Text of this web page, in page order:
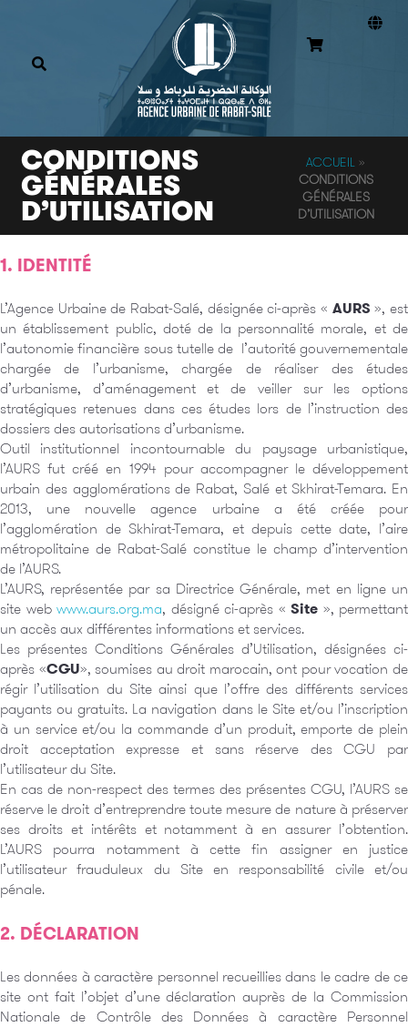
CONDITIONS
GÉNÉRALES
D’UTILISATION
ACCUEIL »
CONDITIONS
GÉNÉRALES
D’UTILISATION
1. IDENTITÉ
L’Agence Urbaine de Rabat-Salé, désignée ci-après « AURS », est
un établissement public, doté de la personnalité morale, et de
l’autonomie financière sous tutelle de l’autorité gouvernementale
chargée de l’urbanisme, chargée de réaliser des études
d’urbanisme, d’aménagement et de veiller sur les options
stratégiques retenues dans ces études lors de l’instruction des
dossiers des autorisations d’urbanisme.
Outil institutionnel incontournable du paysage urbanistique,
l’AURS fut créé en 1994 pour accompagner le développement
urbain des agglomérations de Rabat, Salé et Skhirat-Temara. En
2013, une nouvelle agence urbaine a été créée pour
l’agglomération de Skhirat-Temara, et depuis cette date, l’aire
métropolitaine de Rabat-Salé constitue le champ d’intervention
de l’AURS.
L’AURS, représentée par sa Directrice Générale, met en ligne un
site web www.aurs.org.ma, désigné ci-après « Site », permettant
un accès aux différentes informations et services.
Les présentes Conditions Générales d’Utilisation, désignées ci-
après «CGU», soumises au droit marocain, ont pour vocation de
régir l’utilisation du Site ainsi que l’offre des différents services
payants ou gratuits. La navigation dans le Site et/ou l’inscription
à un service et/ou la commande d’un produit, emporte de plein
droit acceptation expresse et sans réserve des CGU par
l’utilisateur du Site.
En cas de non-respect des termes des présentes CGU, l’AURS se
réserve le droit d’entreprendre toute mesure de nature à préserver
ses droits et intérêts et notamment à en assurer l’obtention.
L’AURS pourra notamment à cette fin assigner en justice
l’utilisateur frauduleux du Site en responsabilité civile et/ou
pénale.
2. DÉCLARATION
Les données à caractère personnel recueillies dans le cadre de ce
site ont fait l’objet d’une déclaration auprès de la Commission
Nationale de Contrôle des Données à caractère Personnel